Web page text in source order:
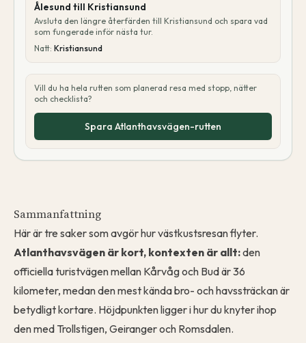
Ålesund till Kristiansund
Avsluta den längre återfärden till Kristiansund och spara vad
som fungerade inför nästa tur.
Natt: Kristiansund
Vill du ha hela rutten som planerad resa med stopp, nätter
och checklista?
Spara Atlanthavsvägen-rutten
Sammanfattning
Här är tre saker som avgör hur västkustsresan flyter.
Atlanthavsvägen är kort, kontexten är allt:den
officiella turistvägen mellan Kårvåg och Bud är 36
kilometer, medan den mest kända bro- och havssträckan är
betydligt kortare. Höjdpunkten ligger i hur du knyter ihop
den med Trollstigen, Geiranger och Romsdalen.